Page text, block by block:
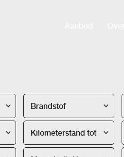
Brandstof
Kilometerstand tot